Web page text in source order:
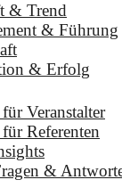
& Trend
& Führung
& Erfolg
Veranstalter
Referenten
&